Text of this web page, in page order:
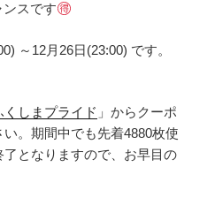
スです
～12月26日(23:00) です。
くしまプライド 」からクーポ
。期間中でも先着4880枚使
となりますので、お早目の